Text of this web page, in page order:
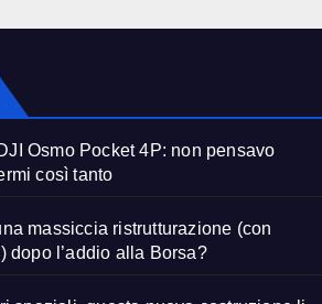
Osmo Pocket 4P: non pensavo
così tanto
massiccia ristrutturazione (con
dopo l’addio alla Borsa?